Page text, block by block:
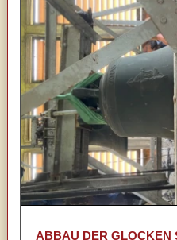
ABBAU DER GLOCKEN